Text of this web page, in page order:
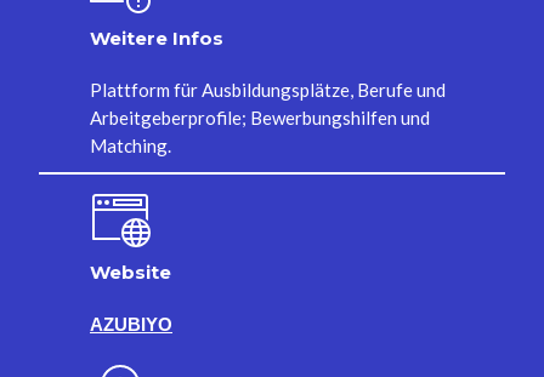
Weitere Infos
Plattform für Ausbildungsplätze, Berufe und
Arbeitgeberprofile; Bewerbungshilfen und
Matching.
Website
AZUBIYO